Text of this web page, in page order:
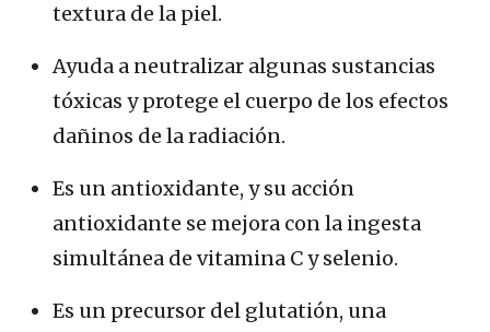
textura de la piel.
Ayuda a neutralizar algunas sustancias
tóxicas y protege el cuerpo de los efectos
dañinos de la radiación.
Es un antioxidante, y su acción
antioxidante se mejora con la ingesta
simultánea de vitamina C y selenio.
Es un precursor del glutatión, una